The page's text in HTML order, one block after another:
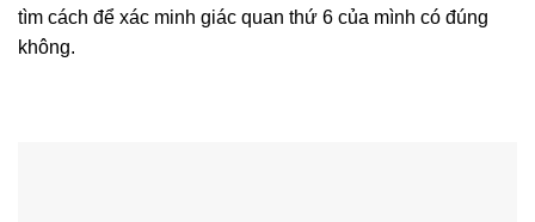
tìm cách để xác minh giác quan thứ 6 của mình có đúng
không.